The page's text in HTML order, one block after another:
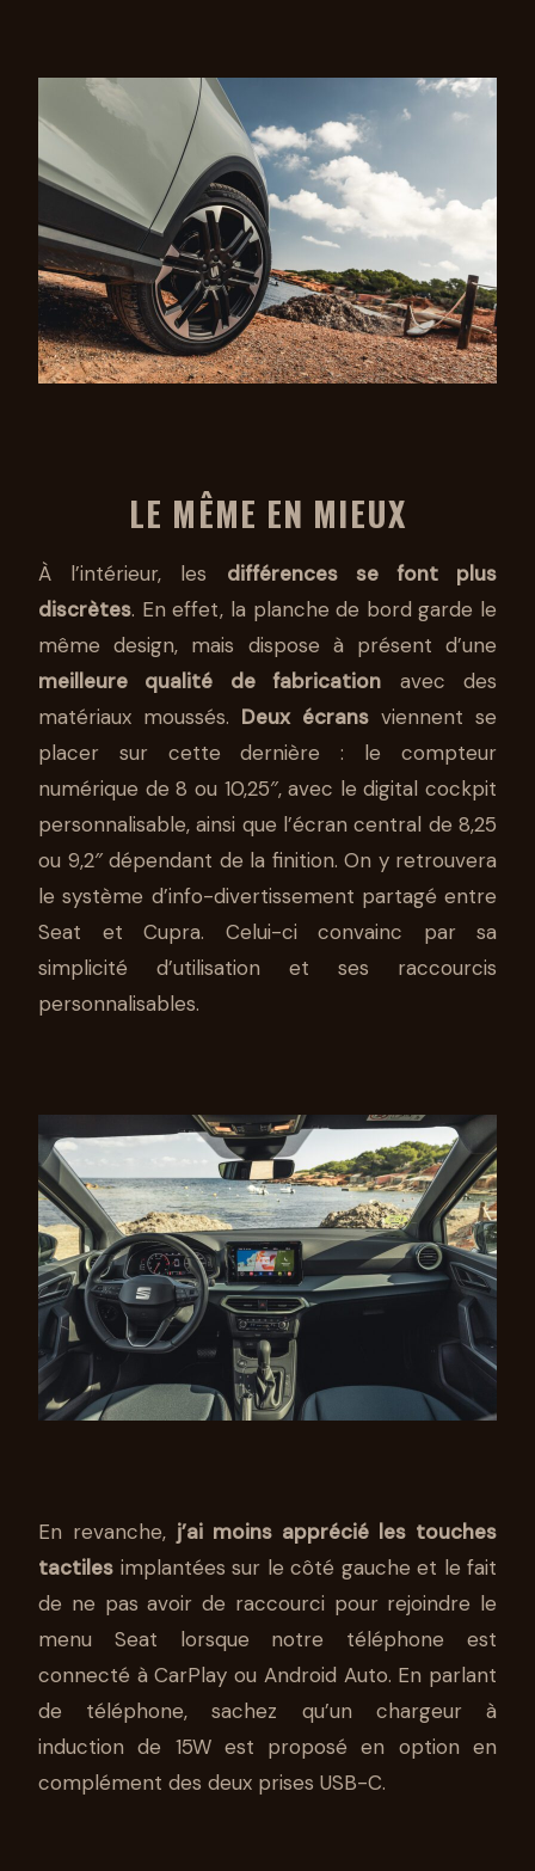
LE MÊME EN MIEUX
À l’intérieur, les différences se font plus
discrètes. En effet, la planche de bord garde le
même design, mais dispose à présent d’une
meilleure qualité de fabrication avec des
matériaux moussés. Deux écransviennent se
placer sur cette dernière : le compteur
numérique de 8 ou 10,25″, avec le digital cockpit
personnalisable, ainsi que l’écran central de 8,25
ou 9,2″ dépendant de la finition. On y retrouvera
le système d’info-divertissement partagé entre
Seat et Cupra. Celui-ci convainc par sa
simplicité d’utilisation et ses raccourcis
personnalisables.
En revanche, j’ai moins apprécié les touches
tactiles implantées sur le côté gauche et le fait
de ne pas avoir de raccourci pour rejoindre le
menu Seat lorsque notre téléphone est
connecté à CarPlay ou Android Auto. En parlant
de téléphone, sachez qu’un chargeur à
induction de 15W est proposé en option en
complément des deux prises USB-C.